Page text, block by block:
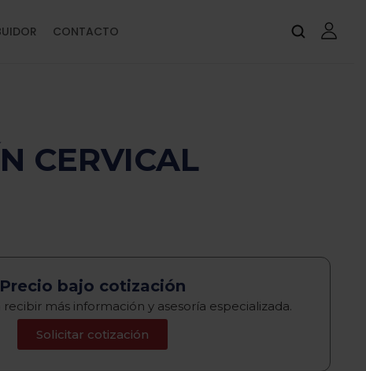
CONTACTO
CERVICAL
Precio bajo cotización
más información y asesoría especializada.
Solicitar cotización